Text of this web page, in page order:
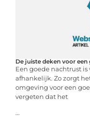
De juiste deken voor
Een goede nachtrust
afhankelijk. Zo zorgt
omgeving voor een
vergeten dat het
...